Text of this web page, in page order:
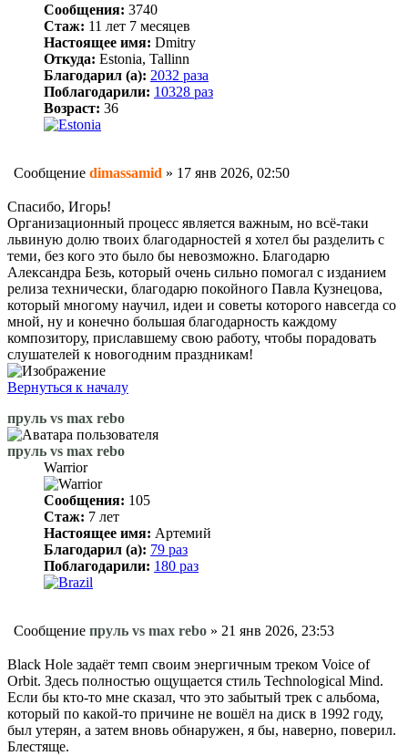
Сообщения: 3740
Стаж: 11 лет 7 месяцев
Настоящее имя: Dmitry
Откуда: Estonia, Tallinn
Благодарил (а): 2032 раза
Поблагодарили: 10328 раз
Возраст: 36
Сообщение dimassamid » 17 янв 2026, 02:50
Спасибо, Игорь!
Организационный процесс является важным, но всё-таки
львиную долю твоих благодарностей я хотел бы разделить с
теми, без кого это было бы невозможно. Благодарю
Александра Безь, который очень сильно помогал с изданием
релиза технически, благодарю покойного Павла Кузнецова,
который многому научил, идеи и советы которого навсегда со
мной, ну и конечно большая благодарность каждому
композитору, приславшему свою работу, чтобы порадовать
слушателей к новогодним праздникам!
Вернуться к началу
пруль vs max rebo
пруль vs max rebo
Warrior
Сообщения: 105
Стаж: 7 лет
Настоящее имя: Артемий
Благодарил (а): 79 раз
Поблагодарили: 180 раз
Сообщение пруль vs max rebo » 21 янв 2026, 23:53
Black Hole задаёт темп своим энергичным треком Voice of
Orbit. Здесь полностью ощущается стиль Technological Mind.
Если бы кто-то мне сказал, что это забытый трек с альбома,
который по какой-то причине не вошёл на диск в 1992 году,
был утерян, а затем вновь обнаружен, я бы, наверно, поверил.
Блестяще.